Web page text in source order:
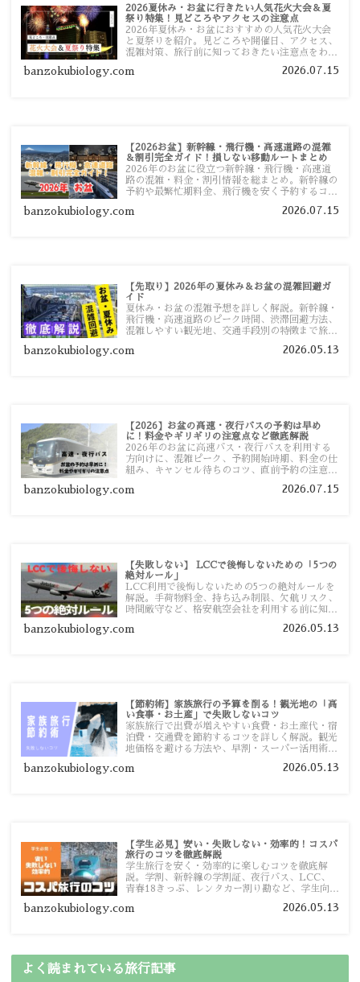
2026夏休み・お盆に行きたい人気花火大会＆夏
祭り特集！見どころやアクセスの注意点
2026年夏休み・お盆におすすめの人気花火大会
と夏祭りを紹介。見どころや開催日、アクセス、
混雑対策、旅行前に知っておきたい注意点をわか
banzokubiology.com 2026.07.15
【2026お盆】新幹線・飛行機・高速道路の混雑
＆割引完全ガイド！損しない移動ルートまとめ
2026年のお盆に役立つ新幹線・飛行機・高速道
路の混雑・料金・割引情報を総まとめ。新幹線の
予約や最繁忙期料金、飛行機を安く予約するコ
い移動方法を分かりやすく解説します。
banzokubiology.com 2026.07.15
【先取り】2026年の夏休み＆お盆の混雑回避ガ
イド
夏休み・お盆の混雑予想を詳しく解説。新幹線・
飛行機・高速道路のピーク時間、渋滞回避方法、
混雑しやすい観光地、交通手段別の特徴まで旅行
banzokubiology.com 2026.05.13
【2026】お盆の高速・夜行バスの予約は早め
に！料金やギリギリの注意点など徹底解説
2026年のお盆に高速バス・夜行バスを利用する
方向けに、混雑ピーク、予約開始時期、料金の仕
組み、キャンセル待ちのコツ、直前予約の注意点
banzokubiology.com 2026.07.15
【失敗しない】 LCCで後悔しないための「5つの
絶対ルール」
LCC利用で後悔しないための5つの絶対ルールを
解説。手荷物料金、持ち込み制限、欠航リスク、
時間厳守など、格安航空会社を利用する前に知っ
す。
banzokubiology.com 2026.05.13
【節約術】家族旅行の予算を削る！観光地の「高
い食事・お土産」で失敗しないコツ
家族旅行で出費が増えやすい食費・お土産代・宿
泊費・交通費を節約するコツを詳しく解説。観光
地価格を避ける方法や、早割・スーパー活用術、
banzokubiology.com 2026.05.13
【学生必見】安い・失敗しない・効率的！コスパ
旅行のコツを徹底解説
学生旅行を安く・効率的に楽しむコツを徹底解
説。学割、新幹線の学割証、夜行バス、LCC、
青春18きっぷ、レンタカー割り勘など、学生向け
banzokubiology.com 2026.05.13
よく読まれている旅行記事